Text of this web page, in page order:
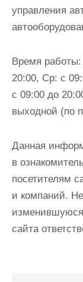
управления
Время работы:
20:00, Ср: с
с 09:00 до
выходной (по
Данная
в
посетителям
и компаний.
сайта